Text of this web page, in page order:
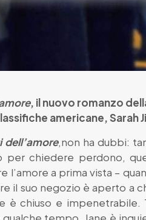
, il nuovo romanzo
americane, Sarah
,non ha dubbi:
chiedere perdono,
l’amore a prima vista –
il suo negozio è aperto a
è chiuso e impenetrabile.